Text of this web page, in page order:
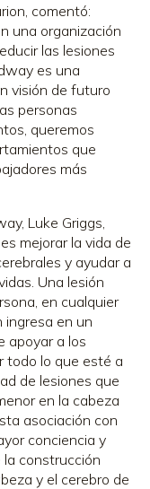
comentó:
una organización
las lesiones
es una
visión de futuro
personas
queremos
que
más
Luke Griggs,
mejorar la vida de
y ayudar a
Una lesión
en cualquier
ingresa en un
apoyar a los
todo lo que esté a
de lesiones que
en la cabeza
asociación con
conciencia y
construcción
y el cerebro de